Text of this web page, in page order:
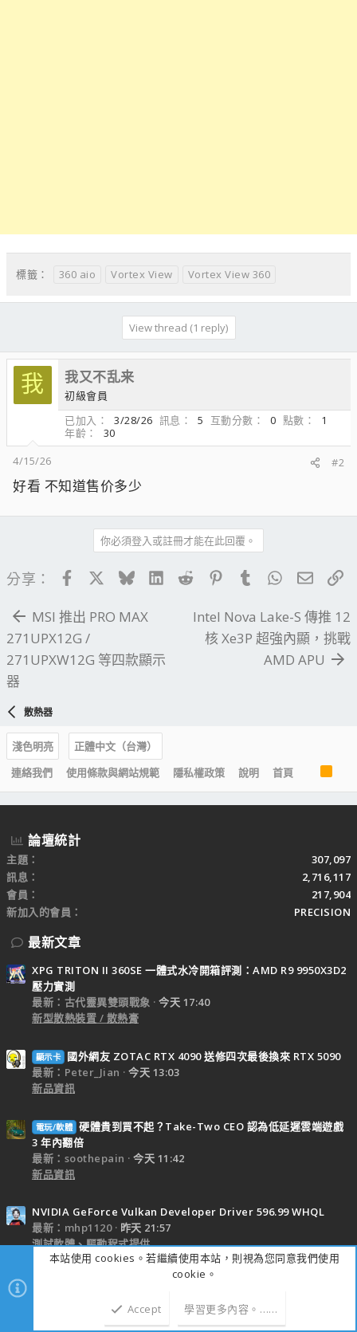
標籤： 360 aio Vortex View Vortex View 360
View thread (1 reply)
我 我又不乱来
初級會員
已加入
3/28/26 訊息 5 互動分數 0 點數
1
年齡
30
4/15/26
#2
好看 不知道售价多少
你必須登入或註冊才能在此回覆。
分享： FacebookBlueskyLinkedIn
Reddit PinterestTumblrWhatsApp
電子
MSI 推出 PRO MAX
271UPX12G /
271UPXW12G 等四款顯示
器
Intel Nova Lake-S 傳推 12
核 Xe3P 超強內顯，挑戰
AMD APU
散熱器
淺色明亮
正體中文（台灣）
連絡我們
使用條款與網站規範 隱私權政策 說明 首頁
R
S
S
論壇統計
主題
307,097
訊息
2,716,117
會員
217,904
新加入的會員
PRECISION
最新文章
XPG TRITON II 360SE 一體式水冷開箱評測：AMD R9 9950X3D2
壓力實測
最新：古代靈異雙頭戰象
今天 17:40
新型散熱裝置 / 散熱膏
顯示卡
國外網友 ZOTAC RTX 4090 送修四次最後換來 RTX 5090
最新：Peter_Jian
今天 13:03
新品資訊
電玩/軟體 硬體貴到買不起？Take-Two CEO 認為低延遲雲端遊戲
3 年內翻倍
最新：soothepain
今天 11:42
新品資訊
NVIDIA GeForce Vulkan Developer Driver 596.99 WHQL
最新：mhp1120
昨天 21:57
測試軟體、驅動程式提供
R
【開箱】賊船MATX海景殼 | CORSAIR 2800X RS-R ARGB
最新：RickWang0412
昨天 21:35
本站使用 cookies。若繼續使用本站，則視為您同意我們使用
cookie。
Accept 學習更多內容。……